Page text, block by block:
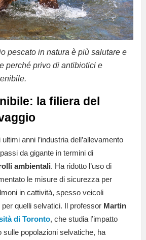
pescato in natura è più salutare e
perché privo di antibiotici e
la filiera del
anni l’industria dell’allevamento
da gigante in termini di
ambientali. Ha ridotto l’uso di
le misure di sicurezza per
in cattività, spesso veicoli
per quelli selvatici. Il professor Martin
di Toronto, che studia l’impatto
sulle popolazioni selvatiche, ha